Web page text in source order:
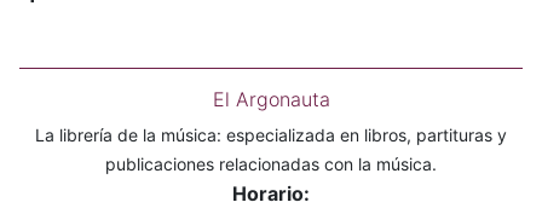
El Argonauta
La librería de la música: especializada en libros, partituras y
publicaciones relacionadas con la música.
Horario: